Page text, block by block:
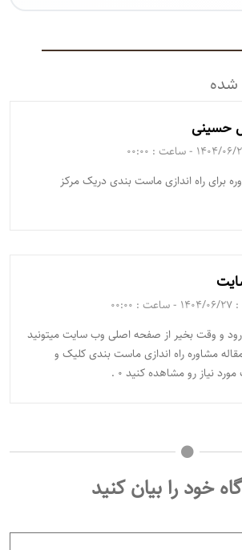
شده
حسینی
برای راه اندازی ماست بندی دریک مرکز
و وقت بخیر از صفحه اصلی وب سایت میتونید
مشاوره راه اندازی ماست بندی کلیک و
نیاز رو مشاهده کنید ۰ .
خود را بیان کنید